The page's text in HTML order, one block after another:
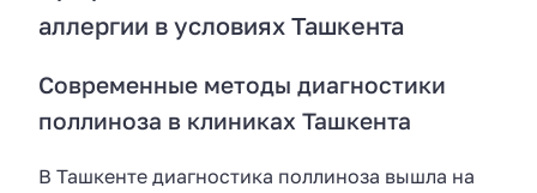
аллергии в условиях Ташкента
Современные методы диагностики
поллиноза в клиниках Ташкента
В Ташкенте диагностика поллиноза вышла на